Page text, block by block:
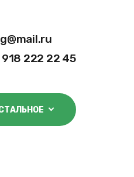
918 222 22 45